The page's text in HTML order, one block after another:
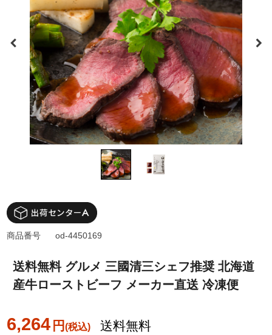
送料無料 グルメ 三國清三シェフ推奨 北海道
産牛ローストビーフ メーカー直送 冷凍便
6,264 円 送料無料
商品番号 od-4450169